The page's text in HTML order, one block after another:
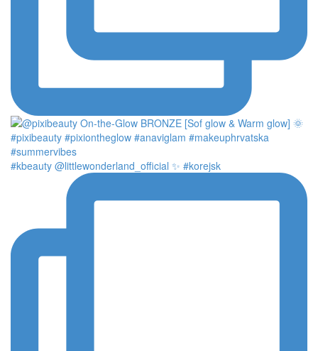
#kbeauty @littlewonderland_official ✨ #korejsk